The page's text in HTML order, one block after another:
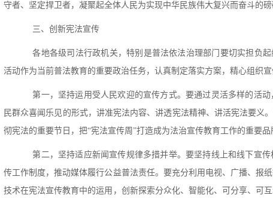
守者、坚定捍卫者，凝聚起全体人民为实现中华民族伟大复兴而奋斗的磅
三、创新宪法宣传
各地各级司法行政机关，特别是普法依法治理部门要切实担负起
活动作为当前普法教育的重要政治任务，认真制定落实方案，精心组织
第一，坚持运用受人民欢迎的宣传方式。要通过灵活多样的活动
民群众喜闻乐见的形式，讲准宪法内容、讲透宪法精神、讲活宪法要义
彻宪法的重要节日，把“宪法宣传周”打造成为法治宣传教育工作的重要品
第二，坚持适应新闻宣传规律多措并举。要坚持线上和线下宣传
传工作制度，推动媒体履行公益普法责任。要充分利用电视、广播、报
技术在宪法宣传教育中的运用，创新探索分众化、智能化、可分享、可